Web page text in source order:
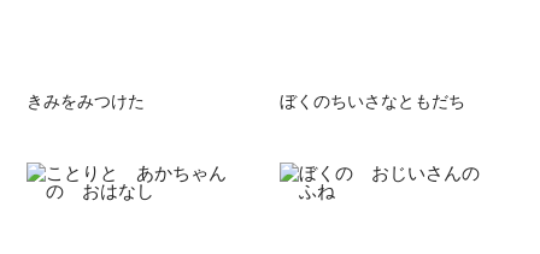
きみをみつけた ぼくのちいさなともだち